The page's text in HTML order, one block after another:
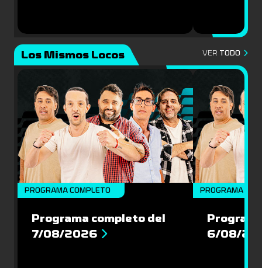
Los Mismos Locos VER TODO
PROGRAMA COMPLETO
Programa completo del
7/08/2026
PROGRAMA
6/08/